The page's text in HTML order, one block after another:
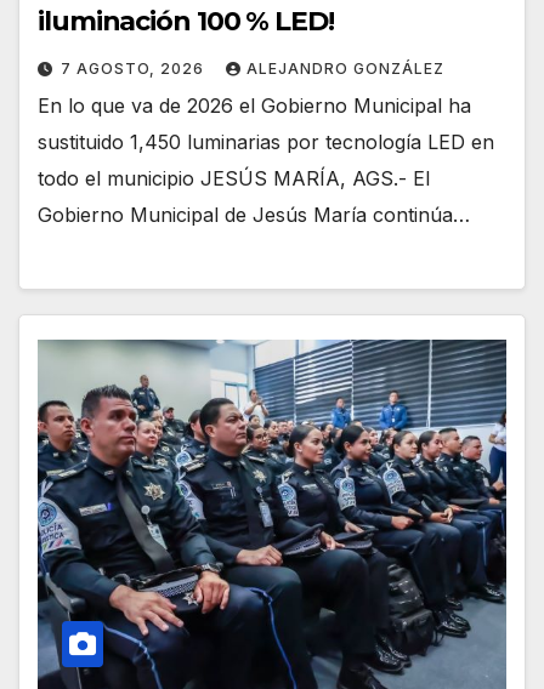
iluminación 100 % LED!
7 AGOSTO, 2026 ALEJANDRO GONZÁLEZ
En lo que va de 2026 el Gobierno Municipal ha
sustituido 1,450 luminarias por tecnología LED en
todo el municipio JESÚS MARÍA, AGS.- El
Gobierno Municipal de Jesús María continúa…